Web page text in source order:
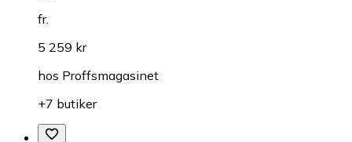
fr.
5 259 kr
hos Proffsmagasinet
+7 butiker